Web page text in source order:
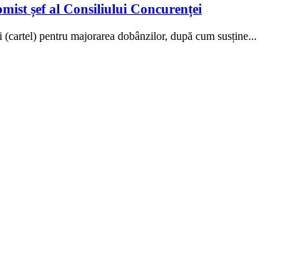
șef al Consiliului Concurenței
pentru majorarea dobânzilor, după cum susține...